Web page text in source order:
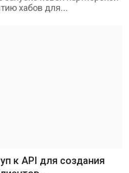
хабов для...
к API для создания